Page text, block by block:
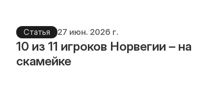
Статья 27 июн. 2026 г.
10 из 11 игроков Норвегии – на
скамейке